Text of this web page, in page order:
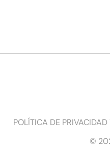
POLÍTICA DE PRIVACIDAD
©